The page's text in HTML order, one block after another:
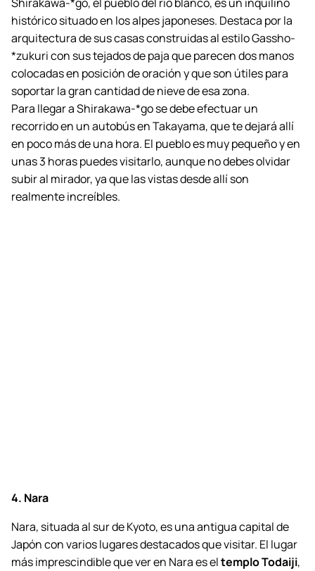
histórico situado en los alpes japoneses. Destaca por la
arquitectura de sus casas construidas al estilo Gassho-
*zukuri con sus tejados de paja que parecen dos manos
colocadas en posición de oración y que son útiles para
soportar la gran cantidad de nieve de esa zona.
Para llegar a Shirakawa-*go se debe efectuar un
recorrido en un autobús en Takayama, que te dejará allí
en poco más de una hora. El pueblo es muy pequeño y en
unas 3 horas puedes visitarlo, aunque no debes olvidar
subir al mirador, ya que las vistas desde allí son
realmente increíbles.
4. Nara
Nara, situada al sur de Kyoto, es una antigua capital de
Japón con varios lugares destacados que visitar. El lugar
más imprescindible que ver en Nara es eltemplo Todaiji,